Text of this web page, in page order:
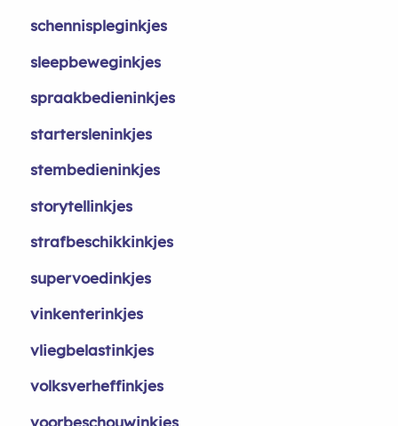
schennispleginkjes
sleepbeweginkjes
spraakbedieninkjes
startersleninkjes
stembedieninkjes
storytellinkjes
strafbeschikkinkjes
supervoedinkjes
vinkenterinkjes
vliegbelastinkjes
volksverheffinkjes
voorbeschouwinkjes